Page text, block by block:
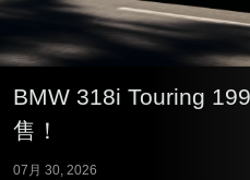
BMW 318i Touring
售！
07月 30, 2026